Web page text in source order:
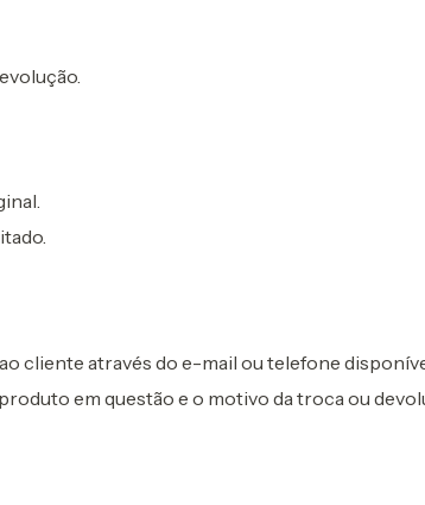
cliente através do e-mail ou telefone
em questão e o motivo da troca ou